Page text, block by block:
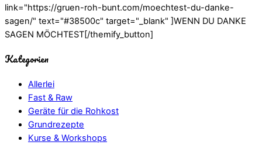
link="https://gruen-roh-bunt.com/moechtest-du-danke-
sagen/" text="#38500c" target="_blank" ]WENN DU DANKE
SAGEN MÖCHTEST[/themify_button]
Kategorien
Allerlei
Fast & Raw
Geräte für die Rohkost
Grundrezepte
Kurse & Workshops